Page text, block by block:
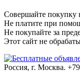
Совершайте
Не платите при
Не покупайте за
Этот сайт не
Россия, г. Москва.